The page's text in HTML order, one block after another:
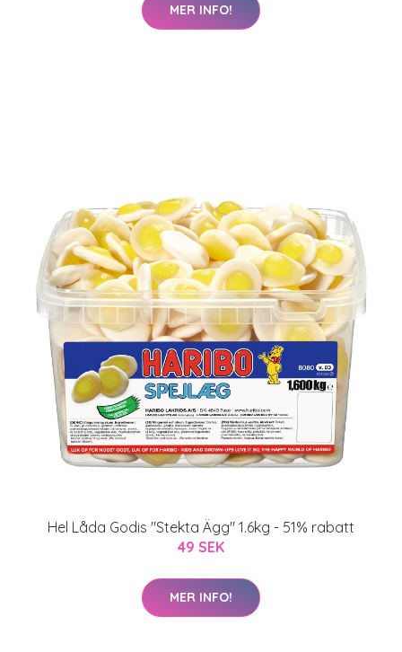
MER INFO!
Hel Låda Godis "Stekta Ägg" 1.6kg - 51% rabatt
49 SEK
MER INFO!